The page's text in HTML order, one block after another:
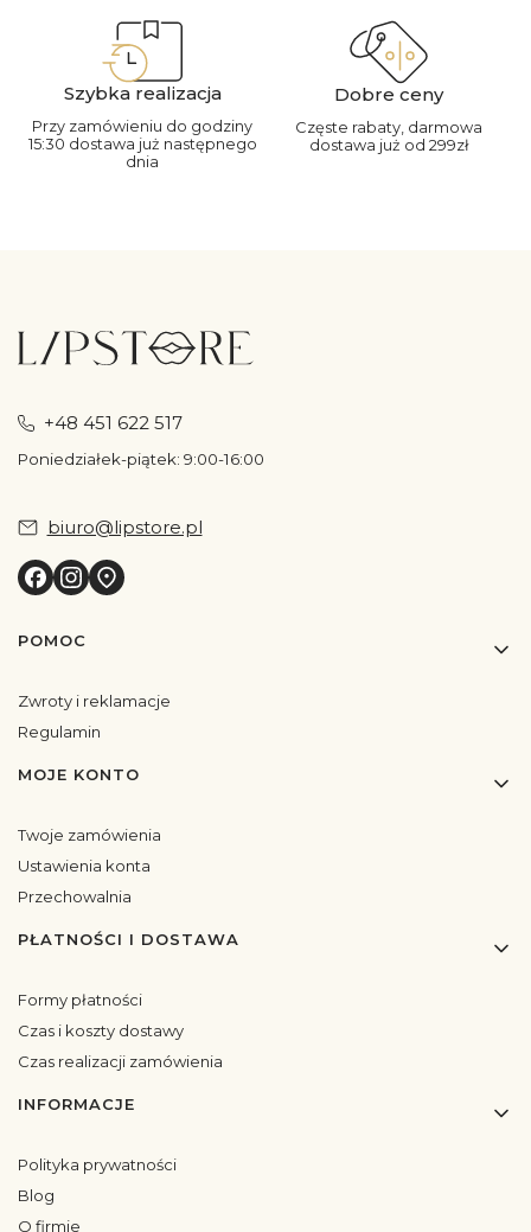
Szybka realizacja
Przy zamówieniu do godziny
15:30 dostawa już następnego
dnia
Dobre ceny
Częste rabaty, darmowa
dostawa już od 299zł
+48 451 622 517
Poniedziałek-piątek: 9:00-16:00
biuro@lipstore.pl
Linki w stopce
POMOC
Zwroty i reklamacje
Regulamin
MOJE KONTO
Twoje zamówienia
Ustawienia konta
Przechowalnia
PŁATNOŚCI I DOSTAWA
Formy płatności
Czas i koszty dostawy
Czas realizacji zamówienia
INFORMACJE
Polityka prywatności
Blog
O firmie